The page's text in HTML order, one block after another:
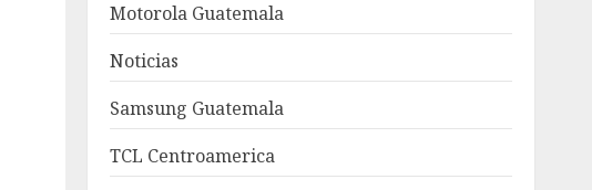
Motorola Guatemala
Noticias
Samsung Guatemala
TCL Centroamerica